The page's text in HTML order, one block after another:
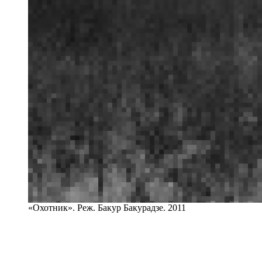
«Охотник». Реж. Бакур Бакурадзе. 2011